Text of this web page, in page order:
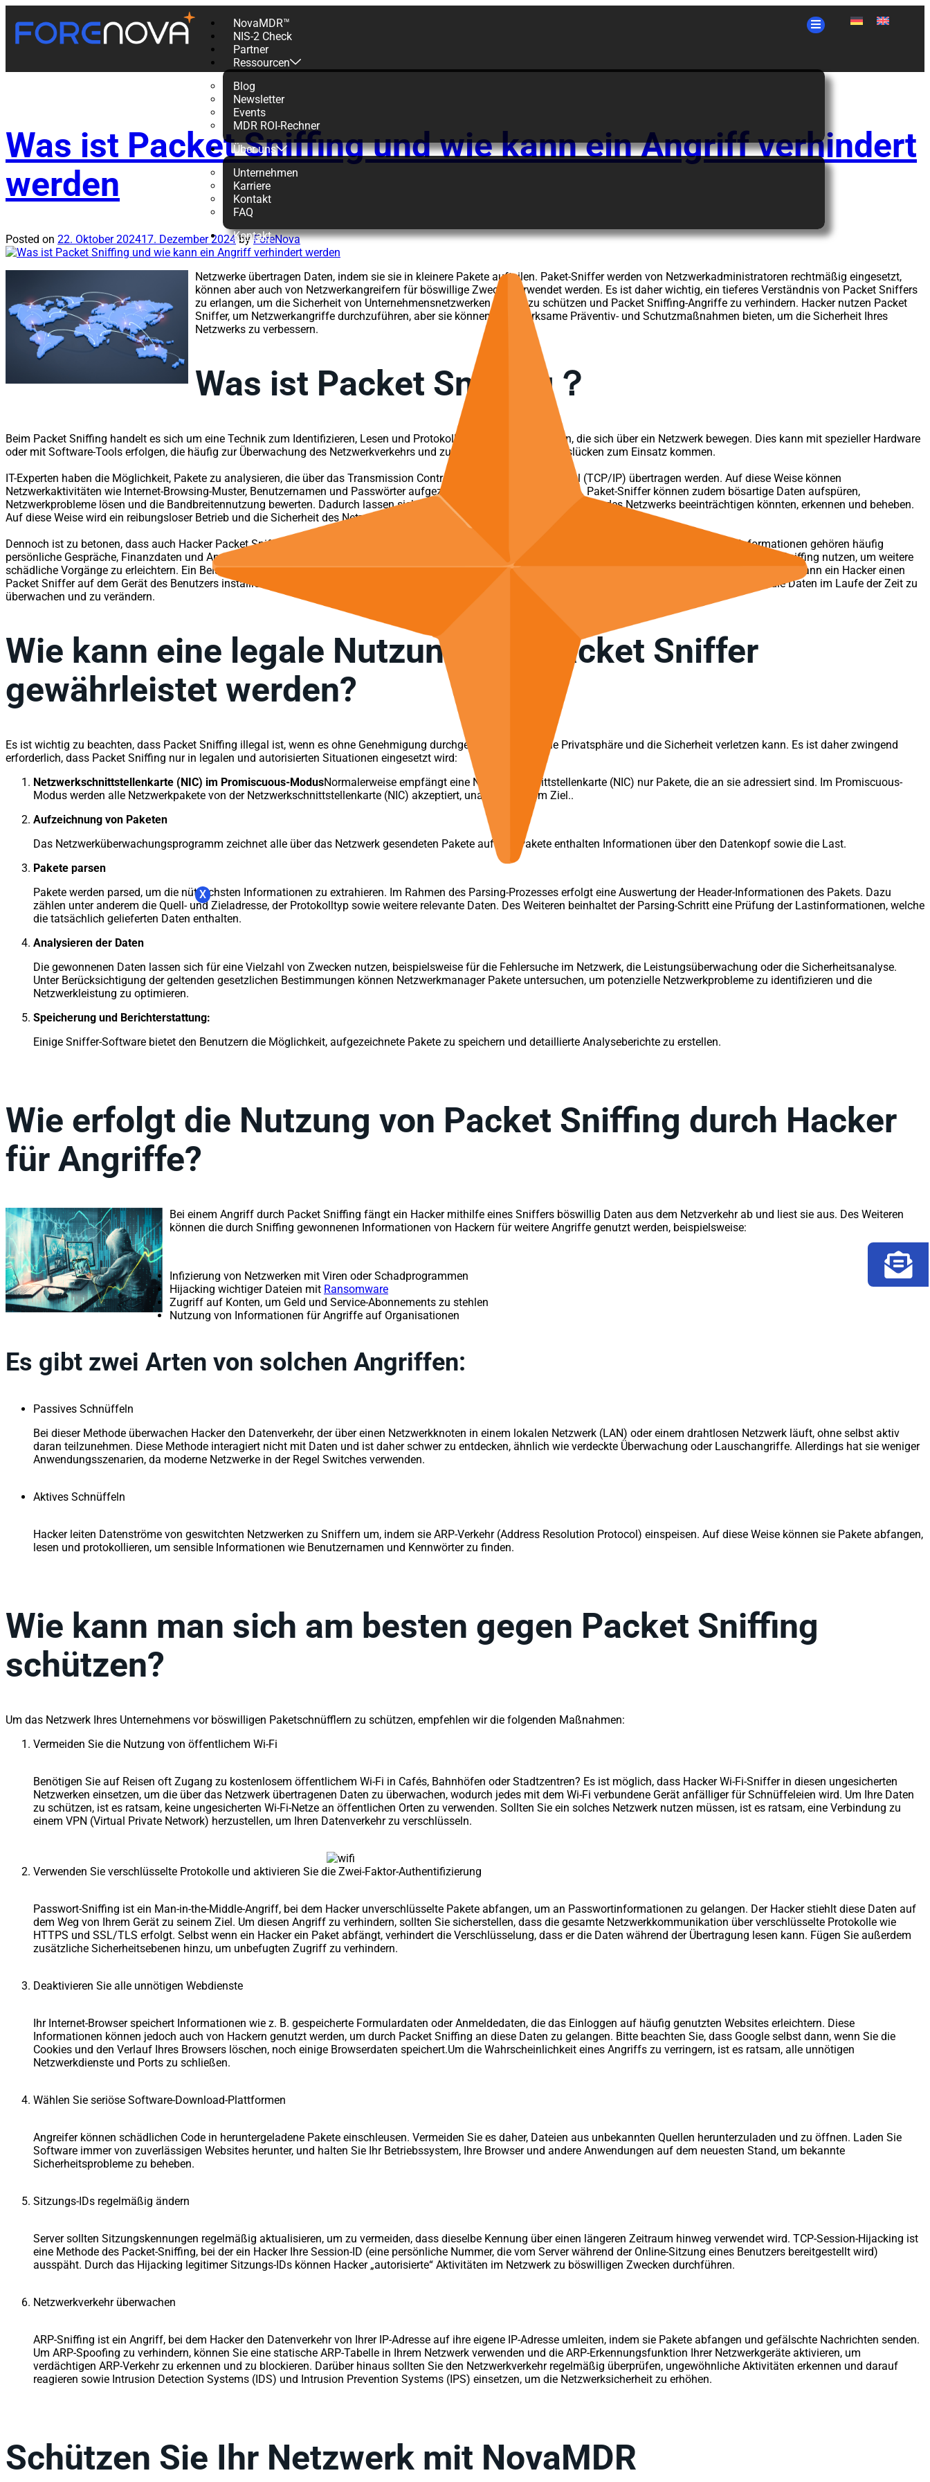
NovaMDR™
NIS-2 Check
Partner
Ressourcen
Blog
Newsletter
Events
MDR ROI-Rechner
Über uns
Unternehmen
Karriere
Kontakt
FAQ
Kontakt
X
Schlagwort:Netzwerksicherheit
Was ist Packet Sniffing und wie kann ein Angriff verhindert
werden
Posted on 22. Oktober 202417. Dezember 2024byForeNova
Netzwerke übertragen Daten, indem sie sie in kleinere Pakete aufteilen. Paket-Sniffer werden von Netzwerkadministratoren rechtmäßig eingesetzt,
können aber auch von Netzwerkangreifern für böswillige Zwecke verwendet werden. Es ist daher wichtig, ein tieferes Verständnis von Packet Sniffers
zu erlangen, um die Sicherheit von Unternehmensnetzwerken besser zu schützen und Packet Sniffing-Angriffe zu verhindern. Hacker nutzen Packet
Sniffer, um Netzwerkangriffe durchzuführen, aber sie können auch wirksame Präventiv- und Schutzmaßnahmen bieten, um die Sicherheit Ihres
Netzwerks zu verbessern.
Was ist Packet Sniffing？
Beim Packet Sniffing handelt es sich um eine Technik zum Identifizieren, Lesen und Protokollieren von Datenpaketen, die sich über ein Netzwerk bewegen. Dies kann mit spezieller Hardware
oder mit Software-Tools erfolgen, die häufig zur Überwachung des Netzwerkverkehrs und zum Schutz vor Sicherheitslücken zum Einsatz kommen.
IT-Experten haben die Möglichkeit, Pakete zu analysieren, die über das Transmission Control Protocol/Internet Protocol (TCP/IP) übertragen werden. Auf diese Weise können
Netzwerkaktivitäten wie Internet-Browsing-Muster, Benutzernamen und Passwörter aufgezeichnet und bewertet werden. Paket-Sniffer können zudem bösartige Daten aufspüren,
Netzwerkprobleme lösen und die Bandbreitennutzung bewerten. Dadurch lassen sich potenzielle Probleme, die die Effizienz des Netzwerks beeinträchtigen könnten, erkennen und beheben.
Auf diese Weise wird ein reibungsloser Betrieb und die Sicherheit des Netzwerks gewährleistet.
Dennoch ist zu betonen, dass auch Hacker Packet Sniffer nutzen können, um sich kritische Informationen von Unternehmen zu verschaffen. Zu diesen Informationen gehören häufig
persönliche Gespräche, Finanzdaten und Anmeldepasswörter. Da es keine wirksamen und starken Netzwerksicherheitsmaßnahmen gibt, können Hacker Packet Sniffing nutzen, um weitere
schädliche Vorgänge zu erleichtern. Ein Beispiel für die potenziellen Risiken ist der Download eines kompromittierten Anhangs durch einen Benutzer. In diesem Fall kann ein Hacker einen
Packet Sniffer auf dem Gerät des Benutzers installieren, indem er bösartigen Code in die heruntergeladenen Pakete einfügt. Dadurch erhält er die Möglichkeit, die Daten im Laufe der Zeit zu
überwachen und zu verändern.
Wie kann eine legale Nutzung von Packet Sniffer
gewährleistet werden?
Es ist wichtig zu beachten, dass Packet Sniffing illegal ist, wenn es ohne Genehmigung durchgeführt wird, was die Privatsphäre und die Sicherheit verletzen kann. Es ist daher zwingend
erforderlich, dass Packet Sniffing nur in legalen und autorisierten Situationen eingesetzt wird:
Netzwerkschnittstellenkarte (NIC) im Promiscuous-ModusNormalerweise empfängt eine Netzwerkschnittstellenkarte (NIC) nur Pakete, die an sie adressiert sind. Im Promiscuous-
Modus werden alle Netzwerkpakete von der Netzwerkschnittstellenkarte (NIC) akzeptiert, unabhängig vom Ziel..
Aufzeichnung von Paketen
Das Netzwerküberwachungsprogramm zeichnet alle über das Netzwerk gesendeten Pakete auf. Die Pakete enthalten Informationen über den Datenkopf sowie die Last.
Pakete parsen
Pakete werden parsed, um die nützlichsten Informationen zu extrahieren. Im Rahmen des Parsing-Prozesses erfolgt eine Auswertung der Header-Informationen des Pakets. Dazu
zählen unter anderem die Quell- und Zieladresse, der Protokolltyp sowie weitere relevante Daten. Des Weiteren beinhaltet der Parsing-Schritt eine Prüfung der Lastinformationen, welche
die tatsächlich gelieferten Daten enthalten.
Analysieren der Daten
Die gewonnenen Daten lassen sich für eine Vielzahl von Zwecken nutzen, beispielsweise für die Fehlersuche im Netzwerk, die Leistungsüberwachung oder die Sicherheitsanalyse.
Unter Berücksichtigung der geltenden gesetzlichen Bestimmungen können Netzwerkmanager Pakete untersuchen, um potenzielle Netzwerkprobleme zu identifizieren und die
Netzwerkleistung zu optimieren.
Speicherung und Berichterstattung:
Einige Sniffer-Software bietet den Benutzern die Möglichkeit, aufgezeichnete Pakete zu speichern und detaillierte Analyseberichte zu erstellen.
Wie erfolgt die Nutzung von Packet Sniffing durch Hacker
für Angriffe?
Bei einem Angriff durch Packet Sniffing fängt ein Hacker mithilfe eines Sniffers böswillig Daten aus dem Netzverkehr ab und liest sie aus. Des Weiteren
können die durch Sniffing gewonnenen Informationen von Hackern für weitere Angriffe genutzt werden, beispielsweise:
Infizierung von Netzwerken mit Viren oder Schadprogrammen
Hijacking wichtiger Dateien mit Ransomware
Zugriff auf Konten, um Geld und Service-Abonnements zu stehlen
Nutzung von Informationen für Angriffe auf Organisationen
Es gibt zwei Arten von solchen Angriffen:
Passives Schnüffeln
Bei dieser Methode überwachen Hacker den Datenverkehr, der über einen Netzwerkknoten in einem lokalen Netzwerk (LAN) oder einem drahtlosen Netzwerk läuft, ohne selbst aktiv
daran teilzunehmen. Diese Methode interagiert nicht mit Daten und ist daher schwer zu entdecken, ähnlich wie verdeckte Überwachung oder Lauschangriffe. Allerdings hat sie weniger
Anwendungsszenarien, da moderne Netzwerke in der Regel Switches verwenden.
Aktives Schnüffeln
Hacker leiten Datenströme von geswitchten Netzwerken zu Sniffern um, indem sie ARP-Verkehr (Address Resolution Protocol) einspeisen. Auf diese Weise können sie Pakete abfangen,
lesen und protokollieren, um sensible Informationen wie Benutzernamen und Kennwörter zu finden.
Wie kann man sich am besten gegen Packet Sniffing
schützen?
Um das Netzwerk Ihres Unternehmens vor böswilligen Paketschnüfflern zu schützen, empfehlen wir die folgenden Maßnahmen:
Vermeiden Sie die Nutzung von öffentlichem Wi-Fi
Benötigen Sie auf Reisen oft Zugang zu kostenlosem öffentlichem Wi-Fi in Cafés, Bahnhöfen oder Stadtzentren? Es ist möglich, dass Hacker Wi-Fi-Sniffer in diesen ungesicherten
Netzwerken einsetzen, um die über das Netzwerk übertragenen Daten zu überwachen, wodurch jedes mit dem Wi-Fi verbundene Gerät anfälliger für Schnüffeleien wird. Um Ihre Daten
zu schützen, ist es ratsam, keine ungesicherten Wi-Fi-Netze an öffentlichen Orten zu verwenden. Sollten Sie ein solches Netzwerk nutzen müssen, ist es ratsam, eine Verbindung zu
einem VPN (Virtual Private Network) herzustellen, um Ihren Datenverkehr zu verschlüsseln.
Verwenden Sie verschlüsselte Protokolle und aktivieren Sie die Zwei-Faktor-Authentifizierung
Passwort-Sniffing ist ein Man-in-the-Middle-Angriff, bei dem Hacker unverschlüsselte Pakete abfangen, um an Passwortinformationen zu gelangen. Der Hacker stiehlt diese Daten auf
dem Weg von Ihrem Gerät zu seinem Ziel. Um diesen Angriff zu verhindern, sollten Sie sicherstellen, dass die gesamte Netzwerkkommunikation über verschlüsselte Protokolle wie
HTTPS und SSL/TLS erfolgt. Selbst wenn ein Hacker ein Paket abfängt, verhindert die Verschlüsselung, dass er die Daten während der Übertragung lesen kann. Fügen Sie außerdem
zusätzliche Sicherheitsebenen hinzu, um unbefugten Zugriff zu verhindern.
Deaktivieren Sie alle unnötigen Webdienste
Ihr Internet-Browser speichert Informationen wie z. B. gespeicherte Formulardaten oder Anmeldedaten, die das Einloggen auf häufig genutzten Websites erleichtern. Diese
Informationen können jedoch auch von Hackern genutzt werden, um durch Packet Sniffing an diese Daten zu gelangen. Bitte beachten Sie, dass Google selbst dann, wenn Sie die
Cookies und den Verlauf Ihres Browsers löschen, noch einige Browserdaten speichert.Um die Wahrscheinlichkeit eines Angriffs zu verringern, ist es ratsam, alle unnötigen
Netzwerkdienste und Ports zu schließen.
Wählen Sie seriöse Software-Download-Plattformen
Angreifer können schädlichen Code in heruntergeladene Pakete einschleusen. Vermeiden Sie es daher, Dateien aus unbekannten Quellen herunterzuladen und zu öffnen. Laden Sie
Software immer von zuverlässigen Websites herunter, und halten Sie Ihr Betriebssystem, Ihre Browser und andere Anwendungen auf dem neuesten Stand, um bekannte
Sicherheitsprobleme zu beheben.
Sitzungs-IDs regelmäßig ändern
Server sollten Sitzungskennungen regelmäßig aktualisieren, um zu vermeiden, dass dieselbe Kennung über einen längeren Zeitraum hinweg verwendet wird. TCP-Session-Hijacking ist
eine Methode des Packet-Sniffing, bei der ein Hacker Ihre Session-ID (eine persönliche Nummer, die vom Server während der Online-Sitzung eines Benutzers bereitgestellt wird)
ausspäht. Durch das Hijacking legitimer Sitzungs-IDs können Hacker „autorisierte“ Aktivitäten im Netzwerk zu böswilligen Zwecken durchführen.
Netzwerkverkehr überwachen
ARP-Sniffing ist ein Angriff, bei dem Hacker den Datenverkehr von Ihrer IP-Adresse auf ihre eigene IP-Adresse umleiten, indem sie Pakete abfangen und gefälschte Nachrichten senden.
Um ARP-Spoofing zu verhindern, können Sie eine statische ARP-Tabelle in Ihrem Netzwerk verwenden und die ARP-Erkennungsfunktion Ihrer Netzwerkgeräte aktivieren, um
verdächtigen ARP-Verkehr zu erkennen und zu blockieren. Darüber hinaus sollten Sie den Netzwerkverkehr regelmäßig überprüfen, ungewöhnliche Aktivitäten erkennen und darauf
reagieren sowie Intrusion Detection Systems (IDS) und Intrusion Prevention Systems (IPS) einsetzen, um die Netzwerksicherheit zu erhöhen.
Schützen Sie Ihr Netzwerk mit NovaMDR